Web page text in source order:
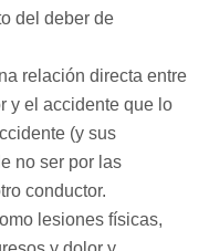
del deber de
relación directa entre
y el accidente que lo
(y sus
no ser por las
conductor.
lesiones físicas,